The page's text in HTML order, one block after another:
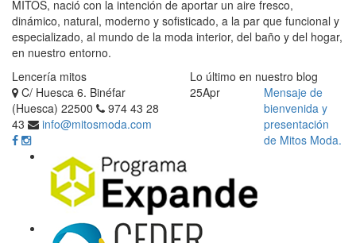
MITOS, nació con la intención de aportar un aire fresco,
dinámico, natural, moderno y sofisticado, a la par que funcional y
especializado, al mundo de la moda interior, del baño y del hogar,
en nuestro entorno.
Lencería mitos
C/ Huesca 6. Binéfar
(Huesca) 22500
974 43 28
43
info@mitosmoda.com
Lo último en nuestro blog
25Apr
Mensaje de
bienvenida y
presentación
de Mitos Moda.